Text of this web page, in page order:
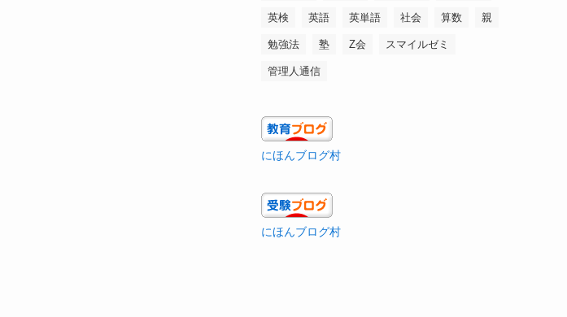
英検 英語 英単語 社会 算数 親
勉強法 塾 Z会 スマイルゼミ
管理人通信
にほんブログ村
にほんブログ村